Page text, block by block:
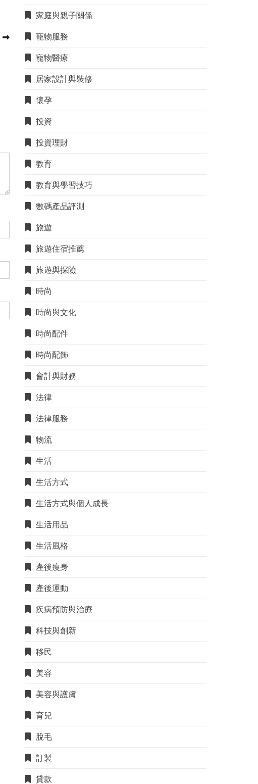
家庭與親子關係
寵物服務
寵物醫療
居家設計與裝修
懷孕
投資
投資理財
教育
教育與學習技巧
數碼產品評測
旅遊
旅遊住宿推薦
旅遊與探險
時尚
時尚與文化
時尚配件
時尚配飾
會計與財務
法律
法律服務
物流
生活
生活方式
生活方式與個人成長
生活用品
生活風格
產後瘦身
產後運動
疾病預防與治療
科技與創新
移民
美容
美容與護膚
育兒
脫毛
訂製
貸款